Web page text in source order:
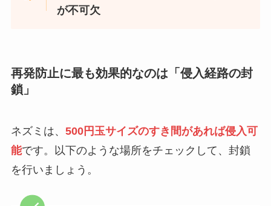
が不可欠
再発防止に最も効果的なのは「侵入経路の封
鎖」
ネズミは、 500円玉サイズのすき間があれば侵入可
能です。以下のような場所をチェックして、封鎖
を行いましょう。